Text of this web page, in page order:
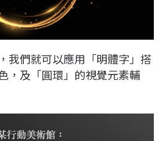
我們就可以應用「明體字」搭
，及「圓環」的視覺元素輔